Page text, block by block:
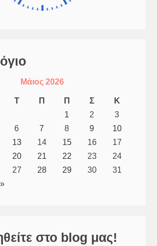
Μάιος 2026
Τ Π Π Σ
Κ
1
2
3
6 7 8 9
10
13 14 15 16
17
20 21 22 23
24
27 28 29 30
31
στο blog μας!